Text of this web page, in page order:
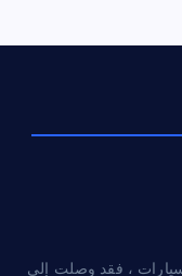
، فقد وصلت إلى